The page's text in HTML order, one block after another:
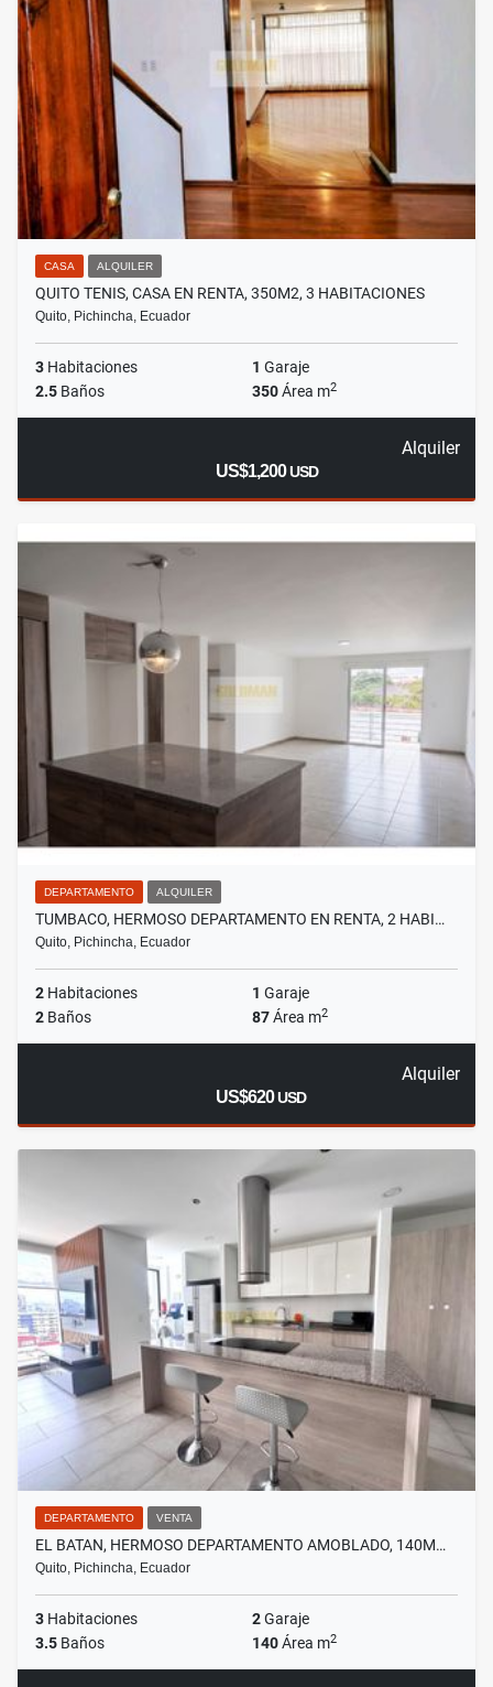
CASA ALQUILER
QUITO TENIS, CASA EN RENTA, 350M2, 3 HABITACIONES
Quito, Pichincha, Ecuador
3 Habitaciones 1 Garaje
2.5 Baños 350Área m2
Alquiler
US$1,200USD
DEPARTAMENTO ALQUILER
TUMBACO, HERMOSO DEPARTAMENTO EN RENTA, 2 HABI…
Quito, Pichincha, Ecuador
2 Habitaciones 1 Garaje
2 Baños 87Área m2
Alquiler
US$620USD
DEPARTAMENTO VENTA
EL BATAN, HERMOSO DEPARTAMENTO AMOBLADO, 140M…
Quito, Pichincha, Ecuador
3 Habitaciones 2Garaje
3.5 Baños 140Área m2